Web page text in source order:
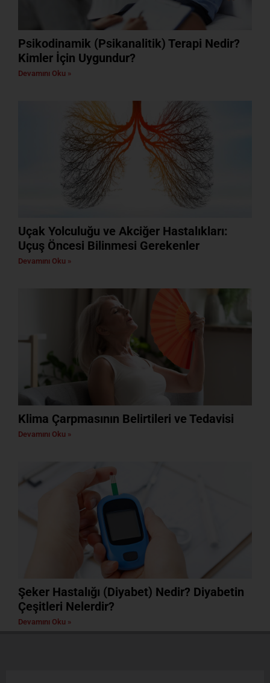
Psikodinamik (Psikanalitik) Terapi Nedir?
Kimler İçin Uygundur?
Devamını Oku »
Uçak Yolculuğu ve Akciğer Hastalıkları:
Uçuş Öncesi Bilinmesi Gerekenler
Devamını Oku »
Klima Çarpmasının Belirtileri ve Tedavisi
Devamını Oku »
Şeker Hastalığı (Diyabet) Nedir? Diyabetin
Çeşitleri Nelerdir?
Devamını Oku »